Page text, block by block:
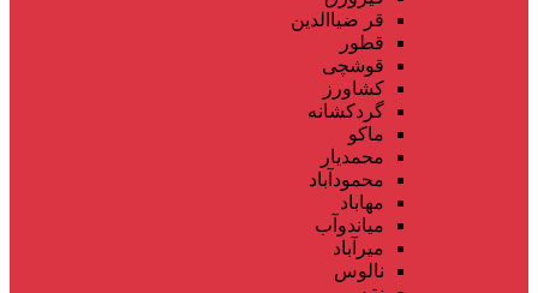
قر ضیاالدین
قطور
قوشچی
کشاورز
گردکشانه
ماکو
محمدیار
محمودآباد
مهاباد
میاندوآب
میرآباد
نالوس